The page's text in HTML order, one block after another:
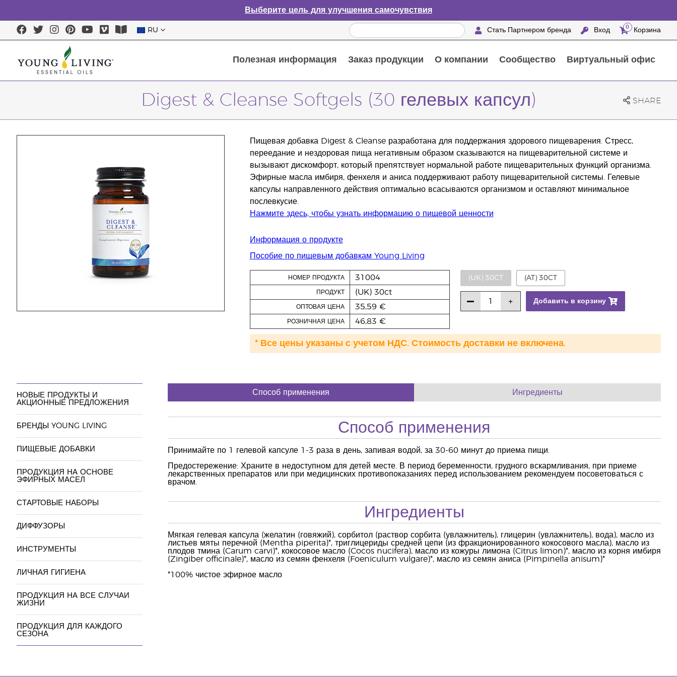
Выберите цель для улучшения самочувствия
RU Стать Партнером бренда Вход 0 Корзина
Полезная информация Заказ продукции О компании Сообщество Виртуальный офис
Digest & Cleanse Softgels (30 гелевых капсул) SHARE
Пищевая добавка Digest & Cleanse разработана для поддержания здорового пищеварения. Стресс,
переедание и нездоровая пища негативным образом сказываются на пищеварительной системе и
вызывают дискомфорт, который препятствует нормальной работе пищеварительных функций организма.
Эфирные масла имбиря, фенхеля и аниса поддерживают работу пищеварительной системы. Гелевые
капсулы направленного действия оптимально всасываются организмом и оставляют минимальное
послевкусие.
Нажмите здесь, чтобы узнать информацию о пищевой ценности
Информация о продукте
Пособие по пищевым добавкам Young Living
НОМЕР ПРОДУКТА 31004
ПРОДУКТ (UK) 30ct
ОПТОВАЯ ЦЕНА 35,59 €
РОЗНИЧНАЯ ЦЕНА 46,83 €
(UK) 30CT (AT) 30CT
Добавить в корзину
* Все цены указаны с учетом НДС. Стоимость доставки не включена.
НОВЫЕ ПРОДУКТЫ И
АКЦИОННЫЕ ПРЕДЛОЖЕНИЯ
БРЕНДЫ YOUNG LIVING
ПИЩЕВЫЕ ДОБАВКИ
ПРОДУКЦИЯ НА ОСНОВЕ
ЭФИРНЫХ МАСЕЛ
СТАРТОВЫЕ НАБОРЫ
ДИФФУЗОРЫ
ИНСТРУМЕНТЫ
ЛИЧНАЯ ГИГИЕНА
ПРОДУКЦИЯ НА ВСЕ СЛУЧАИ
ЖИЗНИ
ПРОДУКЦИЯ ДЛЯ КАЖДОГО
СЕЗОНА
Способ применения Ингредиенты
Способ применения
Принимайте по 1 гелевой капсуле 1-3 раза в день, запивая водой, за 30-60 минут до приема пищи.
Предостережение: Храните в недоступном для детей месте. В период беременности, грудного вскармливания, при приеме
лекарственных препаратов или при медицинских противопоказаниях перед использованием рекомендуем посоветоваться с
врачом.
Ингредиенты
Мягкая гелевая капсула (желатин (говяжий), сорбитол (раствор сорбита (увлажнитель), глицерин (увлажнитель), вода), масло из
листьев мяты перечной (Mentha piperita)*, триглицериды средней цепи (из фракционированного кокосового масла), масло из
плодов тмина (Carum carvi)*, кокосовое масло (Cocos nucifera), масло из кожуры лимона (Citrus limon)*, масло из корня имбиря
(Zingiber officinale)*, масло из семян фенхеля (Foeniculum vulgare)*, масло из семян аниса (Pimpinella anisum)*
*100% чистое эфирное масло